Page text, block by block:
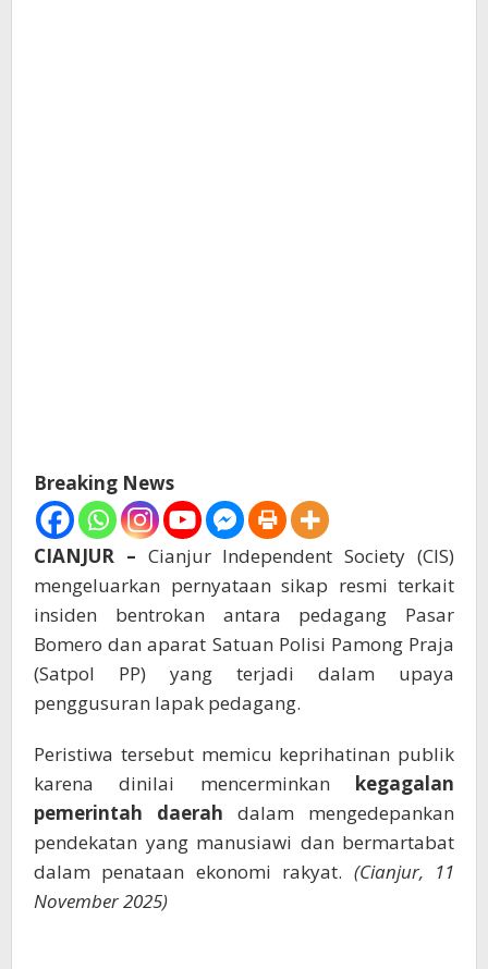
Breaking News
CIANJUR – Cianjur Independent Society (CIS)
mengeluarkan pernyataan sikap resmi terkait
insiden bentrokan antara pedagang Pasar
Bomero dan aparat Satuan Polisi Pamong Praja
(Satpol PP) yang terjadi dalam upaya
penggusuran lapak pedagang.
Peristiwa tersebut memicu keprihatinan publik
karena dinilai mencerminkan kegagalan
pemerintah daerah dalam mengedepankan
pendekatan yang manusiawi dan bermartabat
dalam penataan ekonomi rakyat. (Cianjur, 11
November 2025)